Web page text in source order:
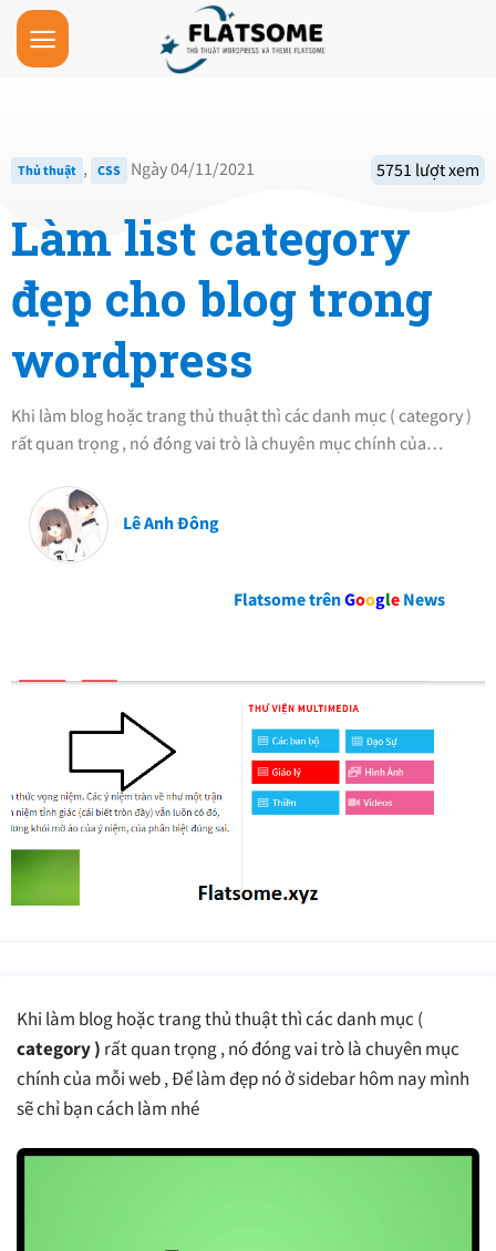
Skip
content
Thủ thuật , CSS Ngày 04/11/2021 5751 lượt xem
Làm list category
đẹp cho blog trong
wordpress
Khi làm blog hoặc trang thủ thuật thì các danh mục ( category )
rất quan trọng , nó đóng vai trò là chuyên mục chính của…
Lê Anh Đông
Flatsome trênGoogle News
Khi làm blog hoặc trang thủ thuật thì các danh mục (
category ) rất quan trọng , nó đóng vai trò là chuyên mục
chính của mỗi web , Để làm đẹp nó ở sidebar hôm nay mình
sẽ chỉ bạn cách làm nhé